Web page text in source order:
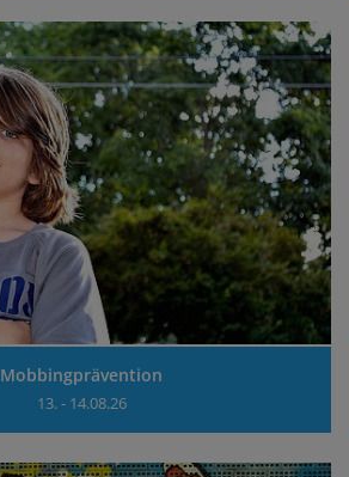
Mobbingprävention
13. - 14.08.26